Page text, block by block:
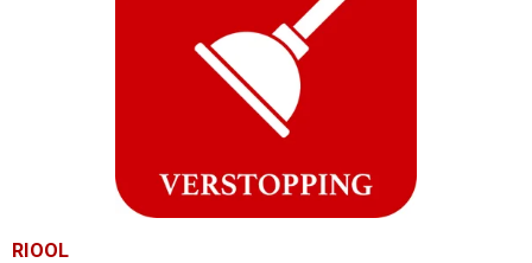
RIOOL